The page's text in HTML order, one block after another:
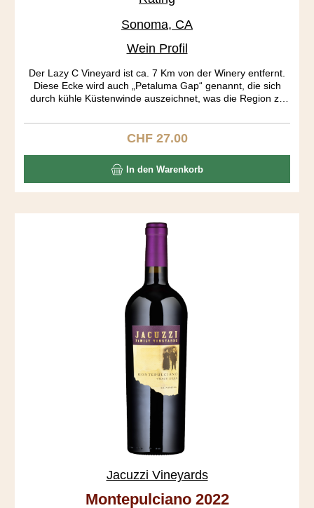
Sonoma, CA
Wein Profil
Der Lazy C Vineyard ist ca. 7 Km von der Winery entfernt.
Diese Ecke wird auch „Petaluma Gap“ genannt, die sich
durch kühle Küstenwinde auszeichnet, was die Region zu
Regulärer Preis:
CHF 27.00
In den Warenkorb
Jacuzzi Vineyards
Montepulciano 2022